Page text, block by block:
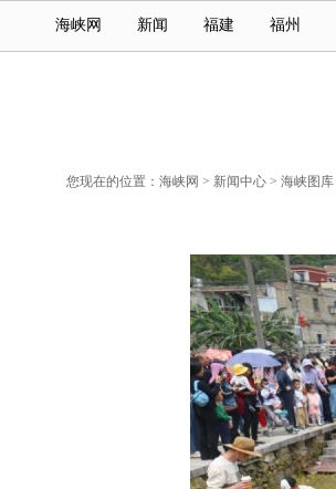
海峡网 新闻 福建 福州
您现在的位置： 海峡网 > 新闻中心 > 海峡图库